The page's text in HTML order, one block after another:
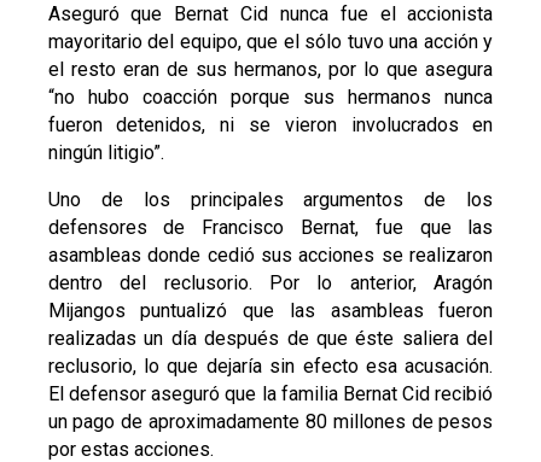
Aseguró que Bernat Cid nunca fue el accionista
mayoritario del equipo, que el sólo tuvo una acción y
el resto eran de sus hermanos, por lo que asegura
“no hubo coacción porque sus hermanos nunca
fueron detenidos, ni se vieron involucrados en
ningún litigio”.
Uno de los principales argumentos de los
defensores de Francisco Bernat, fue que las
asambleas donde cedió sus acciones se realizaron
dentro del reclusorio. Por lo anterior, Aragón
Mijangos puntualizó que las asambleas fueron
realizadas un día después de que éste saliera del
reclusorio, lo que dejaría sin efecto esa acusación.
El defensor aseguró que la familia Bernat Cid recibió
un pago de aproximadamente 80 millones de pesos
por estas acciones.